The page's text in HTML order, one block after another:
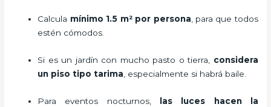
Calcula mínimo 1.5 m² por persona , para que todos
estén cómodos.
Si es un jardín con mucho pasto o tierra, considera
un piso tipo tarima , especialmente si habrá baile.
Para eventos nocturnos,
las luces hacen la